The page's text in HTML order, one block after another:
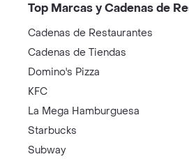
Top Marcas y Cadenas de
Cadenas de Restaurantes
Cadenas de Tiendas
Domino's Pizza
KFC
La Mega Hamburguesa
Starbucks
Subway